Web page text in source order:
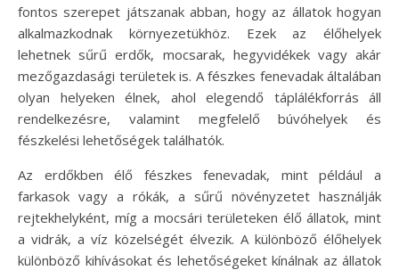
fontos szerepet játszanak abban, hogy az állatok hogyan
alkalmazkodnak környezetükhöz. Ezek az élőhelyek
lehetnek sűrű erdők, mocsarak, hegyvidékek vagy akár
mezőgazdasági területek is. A fészkes fenevadak általában
olyan helyeken élnek, ahol elegendő táplálékforrás áll
rendelkezésre, valamint megfelelő búvóhelyek és
fészkelési lehetőségek találhatók.
Az erdőkben élő fészkes fenevadak, mint például a
farkasok vagy a rókák, a sűrű növényzetet használják
rejtekhelyként, míg a mocsári területeken élő állatok, mint
a vidrák, a víz közelségét élvezik. A különböző élőhelyek
különböző kihívásokat és lehetőségeket kínálnak az állatok